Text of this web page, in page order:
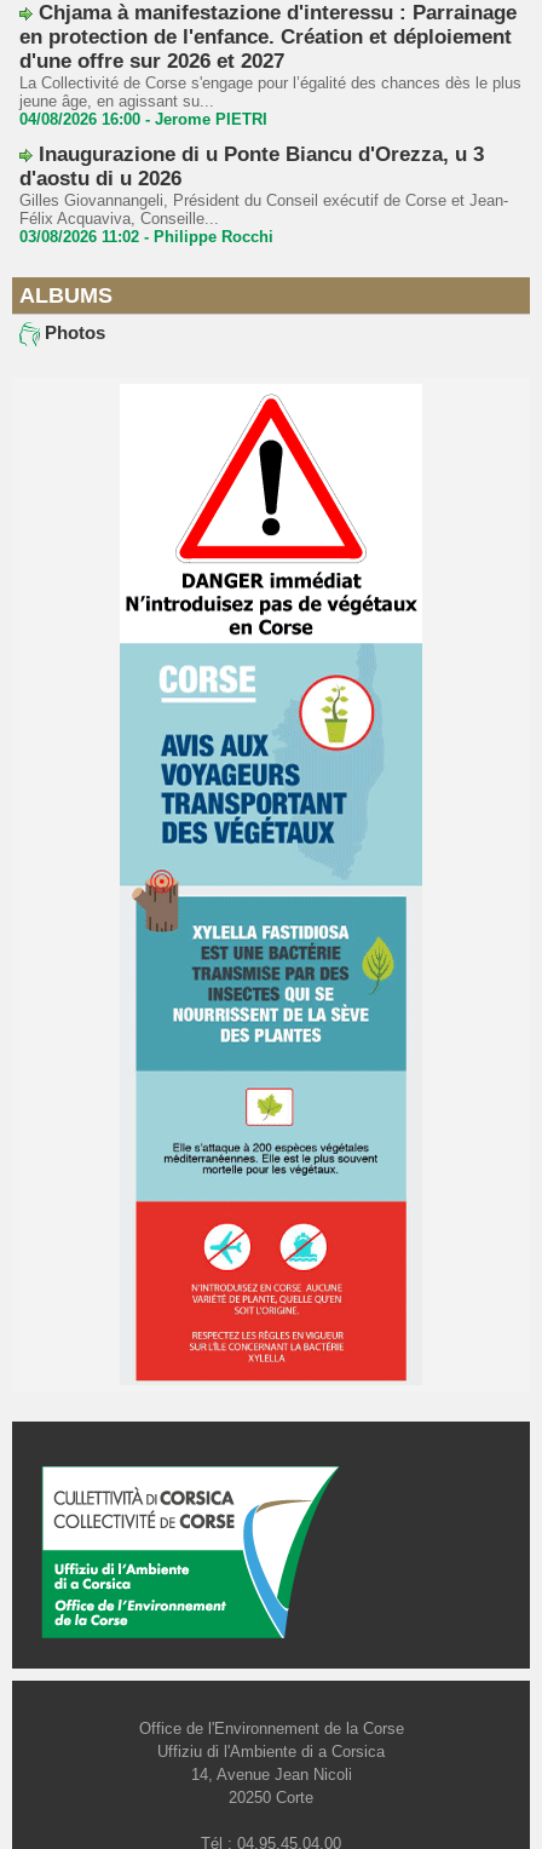
Chjama à manifestazione d'interessu : Parrainage
en protection de l'enfance. Création et déploiement
d'une offre sur 2026 et 2027
La Collectivité de Corse s'engage pour l’égalité des chances dès le plus
jeune âge, en agissant su...
04/08/2026 16:00 - Jerome PIETRI
Inaugurazione di u Ponte Biancu d'Orezza, u 3
d'aostu di u 2026
Gilles Giovannangeli, Président du Conseil exécutif de Corse et Jean-
Félix Acquaviva, Conseille...
03/08/2026 11:02 - Philippe Rocchi
ALBUMS
Photos
Office de l'Environnement de la Corse
Uffiziu di l'Ambiente di a Corsica
14, Avenue Jean Nicoli
20250 Corte
Tél : 04.95.45.04.00